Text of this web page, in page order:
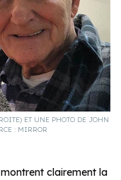
ET UNE PHOTO DE JOHN
: MIRROR
clairement la